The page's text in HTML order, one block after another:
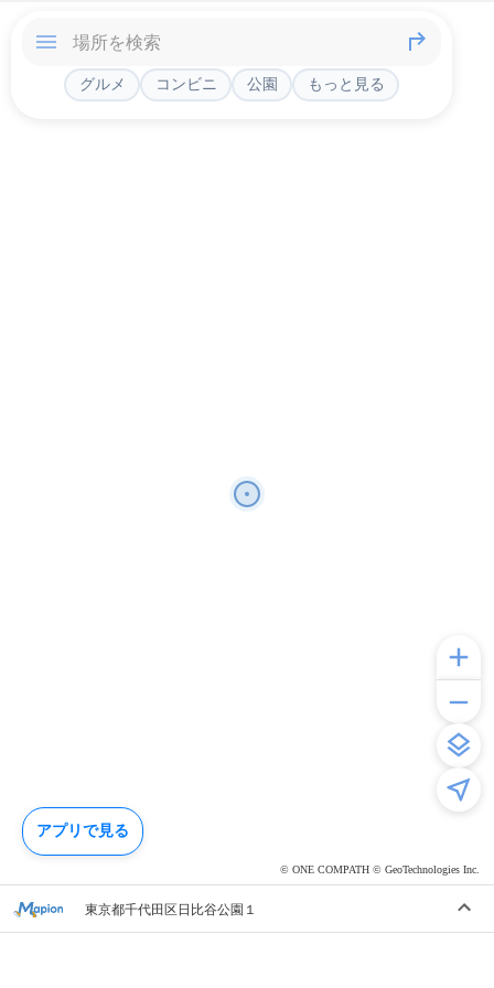
© ONE COMPATH © GeoTechnologies Inc.
グルメ コンビニ 公園 もっと見る
東京都千代田区日比谷公園１
アプリで見る